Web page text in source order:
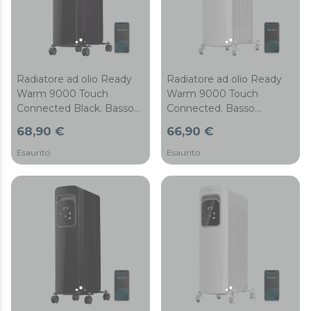
Radiatore ad olio Ready
Warm 9000 Touch
Connected Black. Basso
2000 W, controllo via app,
3 modalità di
funzionamento, display
LCD, controllo touch,
timer, 20 m2
68,90 €
Esaurito
Radiatore ad olio Ready
Warm 9000 Touch
Connected. Basso
2000 W, controllo via app,
3 modalità di
funzionamento, display
LCD, controllo touch,
timer, ruote, 20 m2
66,90 €
Esaurito